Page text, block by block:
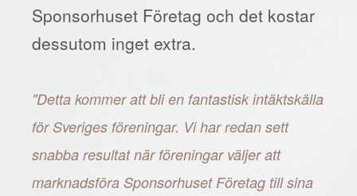
Sponsorhuset Företag och det kostar
dessutom inget extra.
"Detta kommer att bli en fantastisk intäktskälla
för Sveriges föreningar. Vi har redan sett
snabba resultat när föreningar väljer att
marknadsföra Sponsorhuset Företag till sina